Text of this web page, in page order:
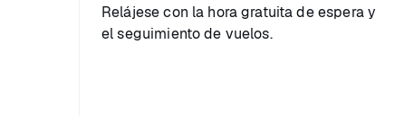
Relájese con la hora gratuita de espera y
el seguimiento de vuelos.